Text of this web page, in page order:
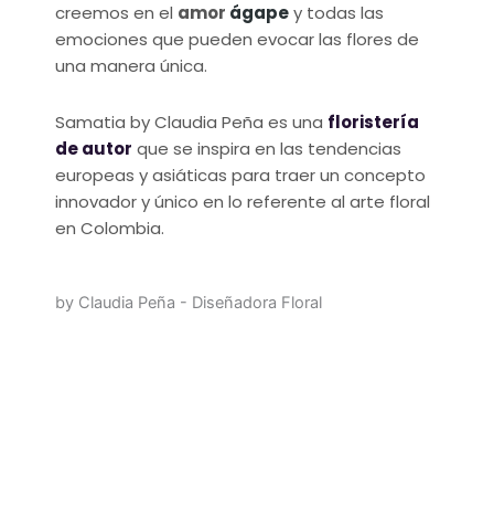
creemos en el amor ágapey todas las
emociones que pueden evocar las flores de
una manera única.
Samatia by Claudia Peña es una floristería
de autor que se inspira en las tendencias
europeas y asiáticas para traer un concepto
innovador y único en lo referente al arte floral
en Colombia.
by Claudia Peña - Diseñadora Floral